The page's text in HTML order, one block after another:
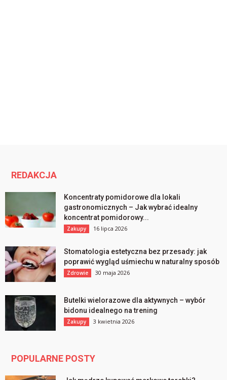
REDAKCJA
Koncentraty pomidorowe dla lokali
gastronomicznych – Jak wybrać idealny
koncentrat pomidorowy...
Zakupy 16 lipca 2026
Stomatologia estetyczna bez przesady: jak
poprawić wygląd uśmiechu w naturalny sposób
Zdrowie 30 maja 2026
Butelki wielorazowe dla aktywnych – wybór
bidonu idealnego na trening
Zakupy 3 kwietnia 2026
POPULARNE POSTY